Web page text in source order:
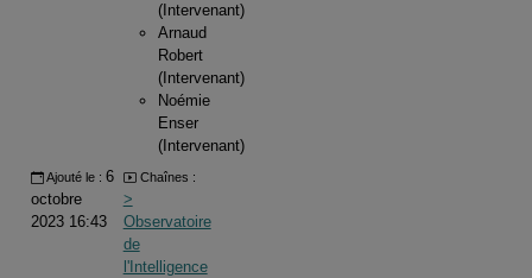
(Intervenant)
Arnaud
Robert
(Intervenant)
Noémie
Enser
(Intervenant)
Ajouté le : 6
octobre
2023 16:43
Chaînes :
>
Observatoire
de
l'Intelligence